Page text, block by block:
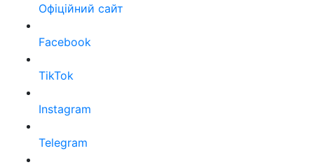
Офіційний сайт
Facebook
TikTok
Instagram
Telegram